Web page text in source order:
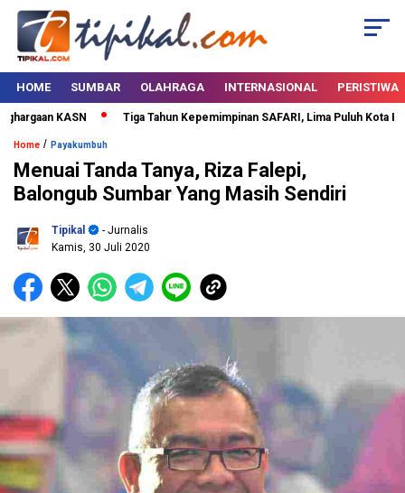
HOME SUMBAR OLAHRAGA INTERNASIONAL PERISTIWA
KASN Tiga Tahun Kepemimpinan SAFARI, Lima Puluh Kota
Home / Payakumbuh
Menuai Tanda Tanya, Riza Falepi,
Balongub Sumbar Yang Masih Sendiri
Tipikal
- Jurnalis
Kamis, 30 Juli 2020